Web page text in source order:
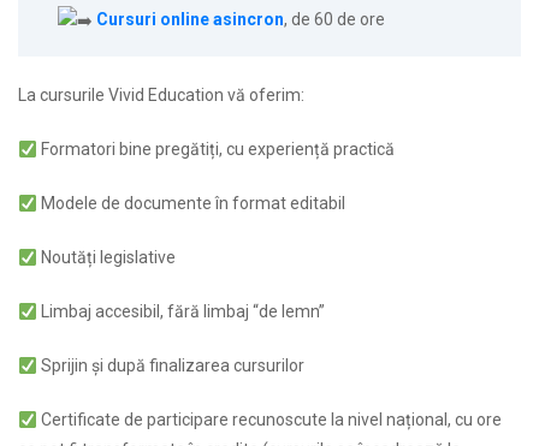
Cursuri online asincron, de 60 de ore
La cursurile Vivid Education vă oferim:
Formatori bine pregătiți, cu experiență practică
Modele de documente în format editabil
Noutăți legislative
Limbaj accesibil, fără limbaj “de lemn”
Sprijin şi după finalizarea cursurilor
Certificate de participare recunoscute la nivel național, cu ore